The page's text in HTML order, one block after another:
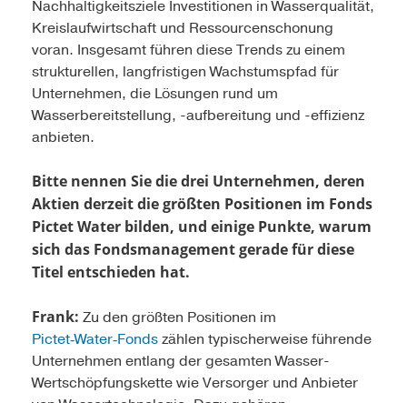
Nachhaltigkeitsziele Investitionen in Wasserqualität,
Kreislaufwirtschaft und Ressourcenschonung
voran. Insgesamt führen diese Trends zu einem
strukturellen, langfristigen Wachstumspfad für
Unternehmen, die Lösungen rund um
Wasserbereitstellung, -aufbereitung und -effizienz
anbieten.
Bitte nennen Sie die drei Unternehmen, deren
Aktien derzeit die größten Positionen im Fonds
Pictet Water bilden, und einige Punkte, warum
sich das Fondsmanagement gerade für diese
Titel entschieden hat.
Frank: Zu den größten Positionen im
Pictet‑Water‑Fondszählen typischerweise führende
Unternehmen entlang der gesamten Wasser-
Wertschöpfungskette wie Versorger und Anbieter